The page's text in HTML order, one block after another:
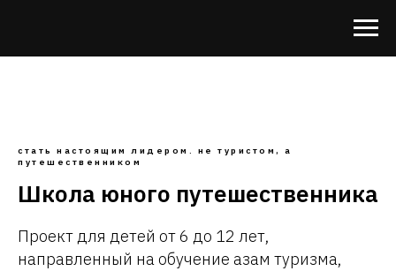
стать настоящим лидером. не туристом, а
путешественником
Школа юного путешественника
Проект для детей от 6 до 12 лет,
направленный на обучение азам туризма,